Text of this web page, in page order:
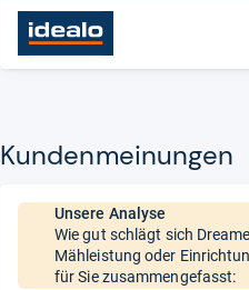
Kun­den­mei­nun­gen
Unsere Analyse
Wie gut schlägt sich
Mähleistung oder
für Sie zusammengefasst: